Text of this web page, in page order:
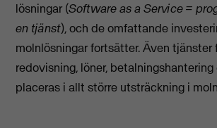
lösningar (Software as a Service =
en tjänst), och de omfattande
molnlösningar fortsätter. Även tjänster
redovisning, löner,
placeras i allt större utsträckning i